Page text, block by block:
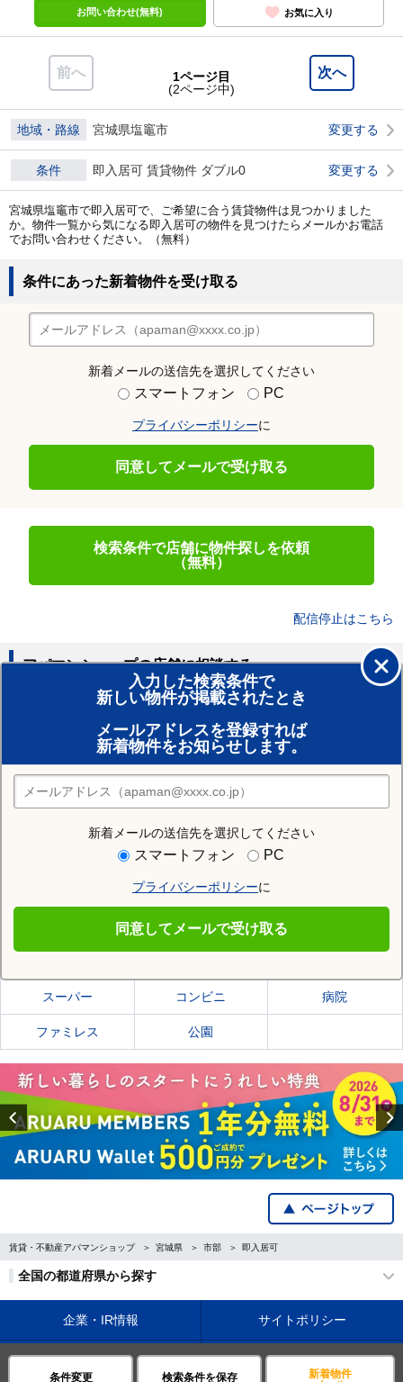
お問い合わせ(無料) お気に入り
条件変更 検索条件を保存
新着物件
前へ 次へ
1ページ目
(2ページ中)
地域・路線 宮城県塩竈市 変更する
条件 即入居可 賃貸物件 ダブル0 変更する
宮城県塩竈市で即入居可で、ご希望に合う賃貸物件は見つかりました
か。物件一覧から気になる即入居可の物件を見つけたらメールかお電話
でお問い合わせください。（無料）
条件にあった新着物件を受け取る
新着メールの送信先を選択してください
スマートフォン PC
プライバシーポリシーに
同意してメールで受け取る
検索条件で店舗に物件探しを依頼
（無料）
配信停止はこちら
入力した検索条件で
新しい物件が掲載されたとき
メールアドレスを登録すれば
新着物件をお知らせします。
新着メールの送信先を選択してください
スマートフォン PC
プライバシーポリシーに
同意してメールで受け取る
アパマンショップの店舗に相談する
賃貸のプロがお部屋探し！
おまかせ物件リクエスト
住みたい街の店舗を探す
店舗検索
住む街研究所で塩竈市の情報を見る
塩竈市の施設一覧
スーパー コンビニ 病院
ファミレス 公園
Previous
賃貸・不動産アパマンショップ 宮城県 市部 即入居可
全国の都道府県から探す
企業・IR情報 サイトポリシー
プライバシーポリシー 運営会社について